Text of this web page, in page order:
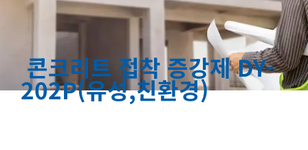
콘크리트 접착 증강제 DY-
202P(유성,친환경)